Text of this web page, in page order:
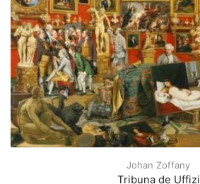
Johan Zoffany
Tribuna de Uffizi